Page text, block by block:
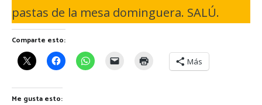
pastas de la mesa dominguera. SALÚ.
Comparte esto:
Más
Me gusta esto: